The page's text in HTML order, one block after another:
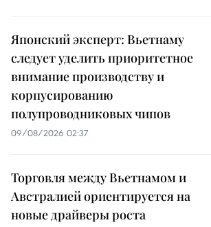
Японский эксперт: Вьетнаму
следует уделить приоритетное
внимание производству и
корпусированию
полупроводниковых чипов
09/08/2026 02:37
Торговля между Вьетнамом и
Австралией ориентируется на
новые драйверы роста